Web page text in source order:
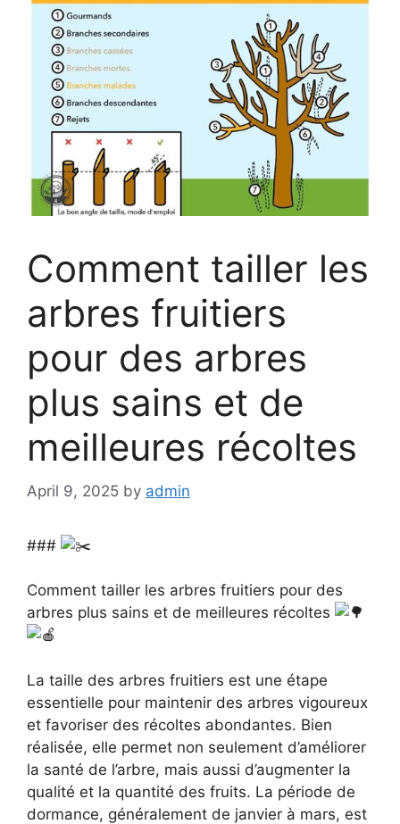
Comment tailler les
arbres fruitiers
pour des arbres
plus sains et de
meilleures récoltes
April 9, 2025 by admin
###
Comment tailler les arbres fruitiers pour des
arbres plus sains et de meilleures récoltes
La taille des arbres fruitiers est une étape
essentielle pour maintenir des arbres vigoureux
et favoriser des récoltes abondantes. Bien
réalisée, elle permet non seulement d’améliorer
la santé de l’arbre, mais aussi d’augmenter la
qualité et la quantité des fruits. La période de
dormance, généralement de janvier à mars, est